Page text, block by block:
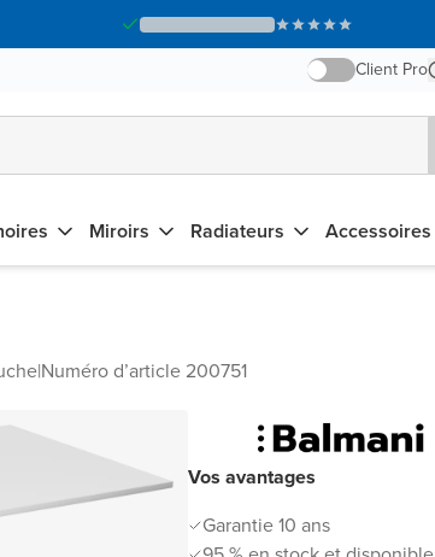
Client Pro
Miroirs Radiateurs Accessoires
|Numéro d’article 200751
Vos avantages
Garantie 10 ans